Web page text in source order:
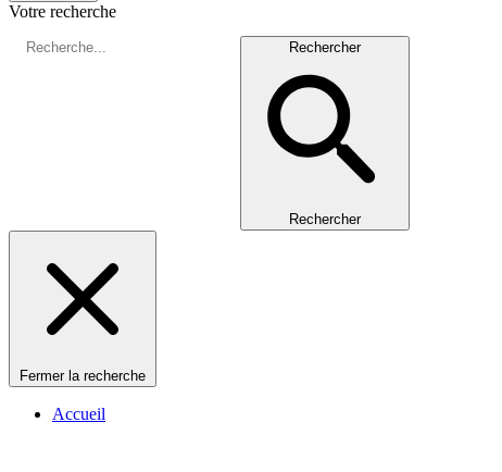
Votre recherche
Rechercher
Rechercher
Fermer la recherche
Accueil